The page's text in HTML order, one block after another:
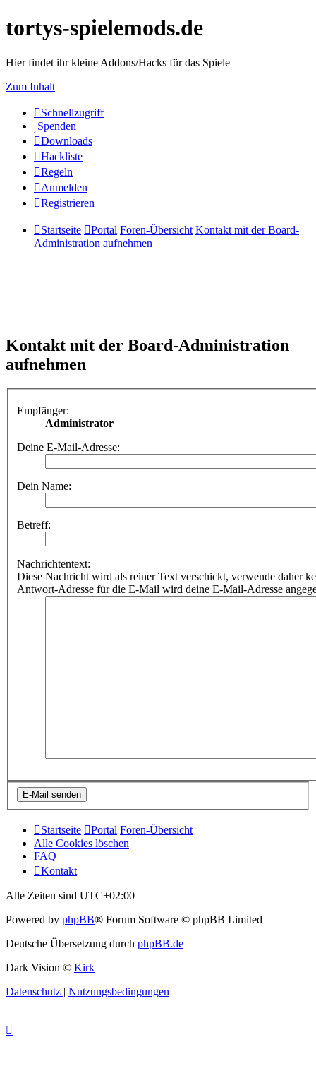
tortys-spielemods.de
Hier findet ihr kleine Addons/Hacks für das Spiele
Zum Inhalt
Schnellzugriff
Spenden
Downloads
Hackliste
Regeln
Anmelden
Registrieren
Startseite Portal Foren-Übersicht Kontakt mit der Board-
Administration aufnehmen
Kontakt mit der Board-Administration
aufnehmen
Empfänger:
Administrator
Deine E-Mail-Adresse:
Dein Name:
Betreff:
Nachrichtentext:
Diese Nachricht wird als reiner Text verschickt, verwende daher
Antwort-Adresse für die E-Mail wird deine E-Mail-Adresse
Startseite Portal Foren-Übersicht
Alle Cookies löschen
FAQ
Kontakt
Alle Zeiten sind UTC+02:00
Powered by phpBB® Forum Software © phpBB Limited
Deutsche Übersetzung durch phpBB.de
Dark Vision © Kirk
Datenschutz | Nutzungsbedingungen